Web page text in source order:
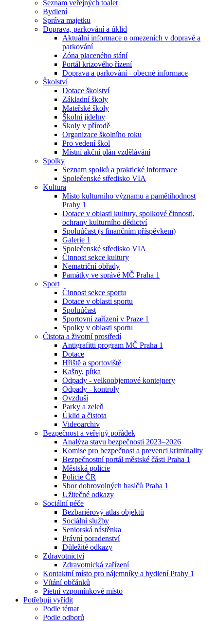
Seznam veřejných toalet
Bydlení
Správa majetku
Doprava, parkování a úklid
Aktuální informace o omezeních v dopravě a
parkování
Zóna placeného stání
Portál krizového řízení
Doprava a parkování - obecné informace
Školství
Dotace školství
Základní školy
Mateřské školy
Školní jídelny
Školy v přírodě
Organizace školního roku
Pro vedení škol
Místní akční plán vzdělávání
Spolky
Seznam spolků a praktické informace
Společenské středisko VIA
Kultura
Místo kulturního významu a pamětihodnost
Prahy 1
Dotace v oblasti kultury, spolkové činnosti,
ochrany kulturního dědictví
Spoluúčast (s finančním příspěvkem)
Galerie 1
Společenské středisko VIA
Činnost sekce kultury
Nematriční obřady
Památky ve správě MČ Praha 1
Sport
Činnost sekce sportu
Dotace v oblasti sportu
Spoluúčast
Sportovní zařízení v Praze 1
Spolky v oblasti sportu
Čistota a životní prostředí
Antigrafitti program MČ Praha 1
Dotace
Hřiště a sportoviště
Kašny, pítka
Odpady - velkoobjemové kontejnery
Odpady - kontroly
Ovzduší
Parky a zeleň
Úklid a čistota
Videoarchiv
Bezpečnost a veřejný pořádek
Analýza stavu bezpečnosti 2023–2026
Komise pro bezpečnost a prevenci kriminality
Bezpečnostní portál městské části Praha 1
Městská policie
Policie ČR
Sbor dobrovolných hasičů Praha 1
Užitečné odkazy
Sociální péče
Bezbariérový atlas objektů
Sociální služby
Seniorská nástěnka
Právní poradenství
Důležité odkazy
Zdravotnictví
Zdravotnická zařízení
Kontaktní místo pro nájemníky a bydlení Prahy 1
Vítání občánků
Pietní vzpomínkové místo
Potřebuji vyřídit
Podle témat
Podle odborů